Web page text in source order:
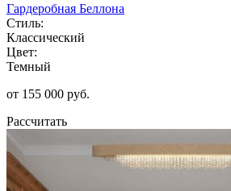
Гардеробная Беллона
Стиль:
Классический
Цвет:
Темный
от 155 000 руб.
Рассчитать